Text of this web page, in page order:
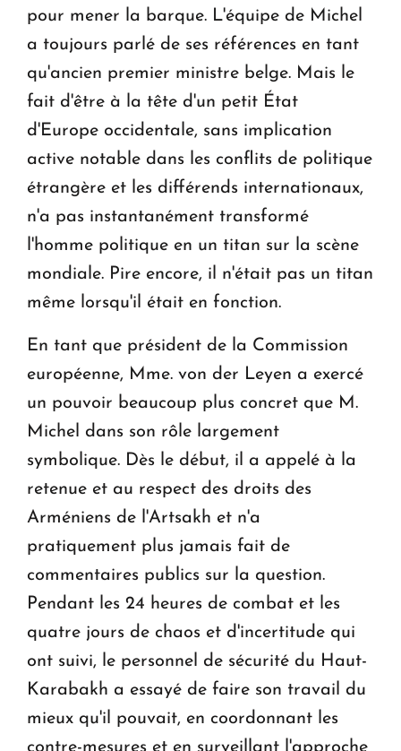
pour mener la barque. L'équipe de Michel
a toujours parlé de ses références en tant
qu'ancien premier ministre belge. Mais le
fait d'être à la tête d'un petit État
d'Europe occidentale, sans implication
active notable dans les conflits de politique
étrangère et les différends internationaux,
n'a pas instantanément transformé
l'homme politique en un titan sur la scène
mondiale. Pire encore, il n'était pas un titan
même lorsqu'il était en fonction.
En tant que président de la Commission
européenne, Mme. von der Leyen a exercé
un pouvoir beaucoup plus concret que M.
Michel dans son rôle largement
symbolique. Dès le début, il a appelé à la
retenue et au respect des droits des
Arméniens de l'Artsakh et n'a
pratiquement plus jamais fait de
commentaires publics sur la question.
Pendant les 24 heures de combat et les
quatre jours de chaos et d'incertitude qui
ont suivi, le personnel de sécurité du Haut-
Karabakh a essayé de faire son travail du
mieux qu'il pouvait, en coordonnant les
contre-mesures et en surveillant l'approche